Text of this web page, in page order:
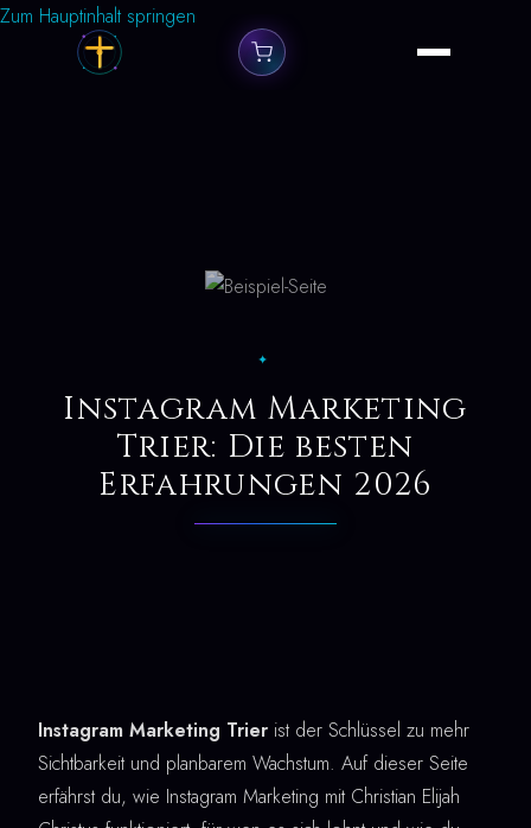
Zum Hauptinhalt springen
✦
Instagram Marketing
Trier: Die besten
Erfahrungen 2026
Instagram Marketing Trier ist der Schlüssel zu mehr
Sichtbarkeit und planbarem Wachstum. Auf dieser Seite
erfährst du, wie Instagram Marketing mit Christian Elijah